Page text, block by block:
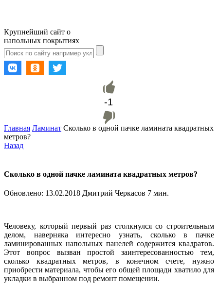
Крупнейший сайт о
напольных покрытиях
-1
Главная Ламинат Сколько в одной пачке ламината квадратных
метров?
Назад
Сколько в одной пачке ламината квадратных метров?
Обновлено: 13.02.2018 Дмитрий Черкасов 7 мин.
Человеку, который первый раз столкнулся со строительным
делом, наверняка интересно узнать, сколько в пачке
ламинированных напольных панелей содержится квадратов.
Этот вопрос вызван простой заинтересованностью тем,
сколько квадратных метров, в конечном счете, нужно
приобрести материала, чтобы его общей площади хватило для
укладки в выбранном под ремонт помещении.